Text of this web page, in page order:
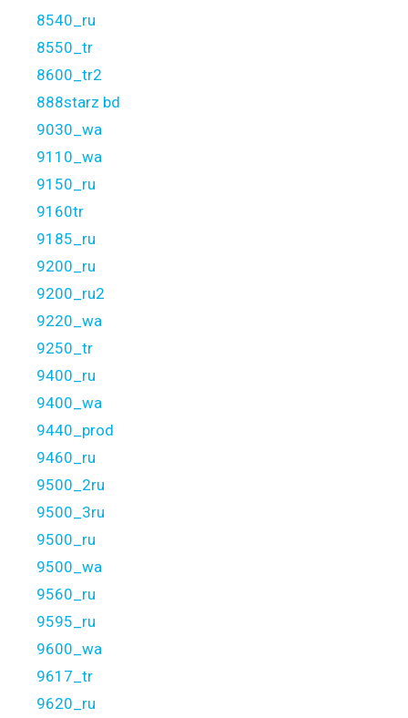
8540_ru
8550_tr
8600_tr2
888starz bd
9030_wa
9110_wa
9150_ru
9160tr
9185_ru
9200_ru
9200_ru2
9220_wa
9250_tr
9400_ru
9400_wa
9440_prod
9460_ru
9500_2ru
9500_3ru
9500_ru
9500_wa
9560_ru
9595_ru
9600_wa
9617_tr
9620_ru